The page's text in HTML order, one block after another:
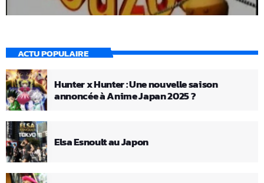
ACTU POPULAIRE
Hunter x Hunter : Une nouvelle saison
annoncée à Anime Japan 2025 ?
Elsa Esnoult au Japon